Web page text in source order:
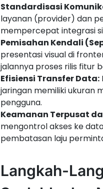
Standardisasi
layanan (provider) dan
mempercepat integrasi
Pemisahan Kendali
presentasi visual di
jalannya proses rilis fitur
Efisiensi Transfer Data:
jaringan memiliki ukuran
pengguna.
Keamanan Terpusat
mengontrol akses ke
pembatasan laju
Langkah-